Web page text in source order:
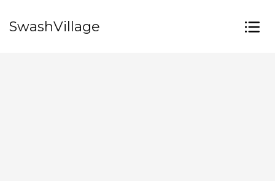
SwashVillage